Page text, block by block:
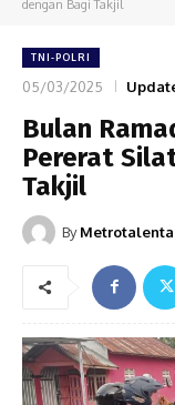
dengan Bagi Takjil
TNI-POLRI
05/03/2025
Bulan
Pererat
Takjil
By Metrotalenta